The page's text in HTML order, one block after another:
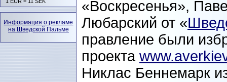
«Воскресенья»,
Любарский от «
правление были
проекта
Никлас Беннемарк
Информация о рекламе
на Шведской Пальме